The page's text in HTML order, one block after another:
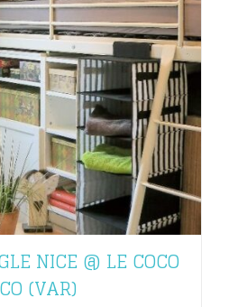
NICE @ LE COCO
(VAR)